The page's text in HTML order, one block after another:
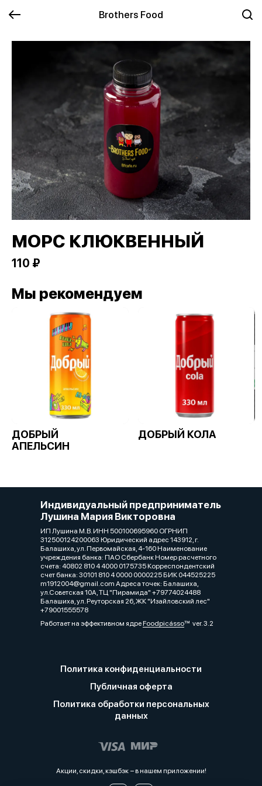
Brothers Food
МОРС КЛЮКВЕННЫЙ
110 ₽
Мы рекомендуем
ДОБРЫЙ
АПЕЛЬСИН
ДОБРЫЙ КОЛА
Индивидуальный предприниматель
Лушина Мария Викторовна
ИП Лушина М.В. ИНН 500100695960 ОГРНИП
312500124200063 Юридический адрес 143912, г.
Балашиха, ул. Первомайская, 4-160 Наименование
учреждения банка: ПАО Сбербанк Номер расчетного
счета: 40802 810 4 4000 0175735 Корреспондентский
счет банка: 30101 810 4 0000 0000225 БИК 044525225
m1912004@gmail.com Адреса точек: Балашиха,
ул.Советская 10А, ТЦ "Пирамида" +79774024488
Балашиха, ул. Реуторская 26, ЖК "Изайловский лес"
+79001555578
Работает на эффективном ядреFoodpicássover. 3.2
Политика конфиденциальности
Публичная оферта
Политика обработки персональных
данных
Акции, скидки, кэшбэк − в нашем приложении!